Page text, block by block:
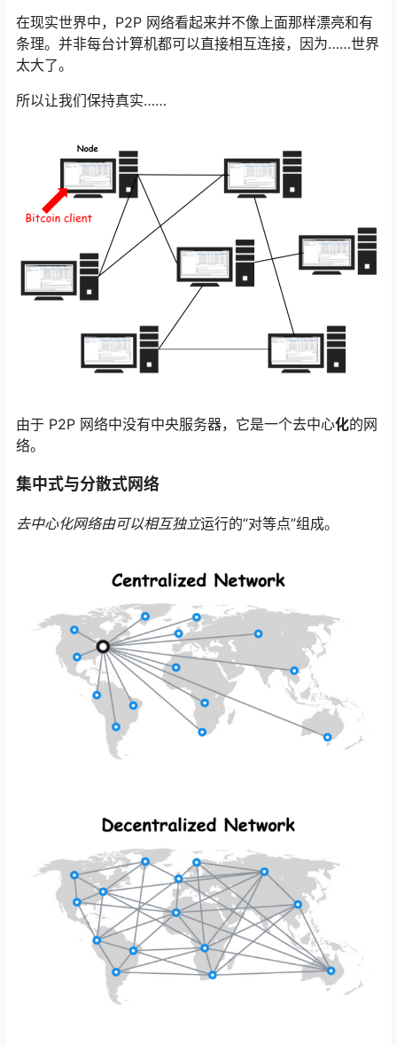
在现实世界中，P2P 网络看起来并不像上面那样漂亮和有
条理。并非每台计算机都可以直接相互连接，因为……世界
太大了。
所以让我们保持真实……
由于 P2P 网络中没有中央服务器，它是一个去中心化的网
络。
集中式与分散式网络
去中心化网络由可以相互独立运行的“对等点”组成。